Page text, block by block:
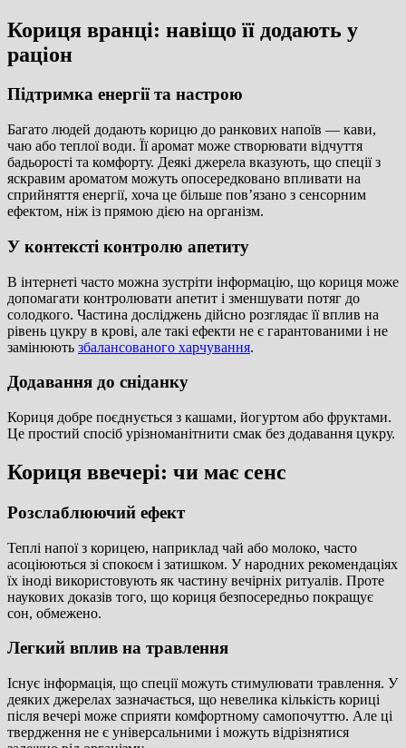
Кориця вранці: навіщо її додають у
раціон
Підтримка енергії та настрою
Багато людей додають корицю до ранкових напоїв — кави,
чаю або теплої води. Її аромат може створювати відчуття
бадьорості та комфорту. Деякі джерела вказують, що спеції з
яскравим ароматом можуть опосередковано впливати на
сприйняття енергії, хоча це більше пов’язано з сенсорним
ефектом, ніж із прямою дією на організм.
У контексті контролю апетиту
В інтернеті часто можна зустріти інформацію, що кориця може
допомагати контролювати апетит і зменшувати потяг до
солодкого. Частина досліджень дійсно розглядає її вплив на
рівень цукру в крові, але такі ефекти не є гарантованими і не
замінюють збалансованого харчування.
Додавання до сніданку
Кориця добре поєднується з кашами, йогуртом або фруктами.
Це простий спосіб урізноманітнити смак без додавання цукру.
Кориця ввечері: чи має сенс
Розслаблюючий ефект
Теплі напої з корицею, наприклад чай або молоко, часто
асоціюються зі спокоєм і затишком. У народних рекомендаціях
їх іноді використовують як частину вечірніх ритуалів. Проте
наукових доказів того, що кориця безпосередньо покращує
сон, обмежено.
Легкий вплив на травлення
Існує інформація, що спеції можуть стимулювати травлення. У
деяких джерелах зазначається, що невелика кількість кориці
після вечері може сприяти комфортному самопочуттю. Але ці
твердження не є універсальними і можуть відрізнятися